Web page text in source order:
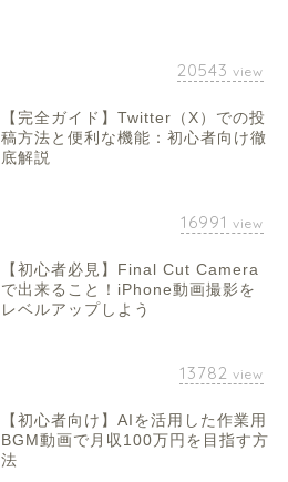
20543 view
【完全ガイド】Twitter（X）での投
稿方法と便利な機能：初心者向け徹
底解説
16991 view
【初心者必見】Final Cut Camera
で出来ること！iPhone動画撮影を
レベルアップしよう
13782 view
【初心者向け】AIを活用した作業用
BGM動画で月収100万円を目指す方
法